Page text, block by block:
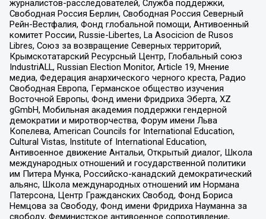
журналистов-расследователей, Служба поддержки,
Свободная Россия Берлин, Свободная Россия Северный
Рейн-Вестфалия, Фонд глобальной помощи, Антивоенный
комитет России, Russie-Libertes, La Asocicion de Rusos
Libres, Союз за возвращение Северных территорий,
Крымскотатарский Ресурсный Центр, Глобальный союз
IndustriALL, Russian Election Monitor, Article 19, Мнение
медиа, Федерация анархического черного креста, Радио
Свободная Европа, Германское общество изучения
Восточной Европы, Фонд имени Фридриха Эберта, XZ
gGmbH, Мобильная академия поддержки гендерной
демократии и миротворчества, Форум имени Льва
Копелева, American Councils for International Education,
Cultural Vistas, Institute of International Education,
Антивоенное движение Антальи, Открытый диалог, Школа
международных отношений и государственной политики
им Питера Мунка, Российско-канадский демократический
альянс, Школа международных отношений им Нормана
Патерсона, Центр Гражданских Свобод, Фонд Бориса
Немцова за Свободу, Фонд имени Фридриха Науманна за
свободу, Феминистское антивоенное сопротивление,